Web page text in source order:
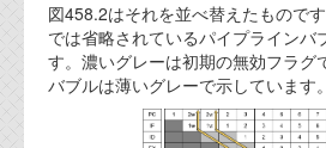
機能安全ブログ
設計ブログ
テクノロジ
図458.2はそれを並べ替えたもので
では省略されているパイプラインバ
す。濃いグレーは初期の無効フラグ
バブルは薄いグレーで示しています。